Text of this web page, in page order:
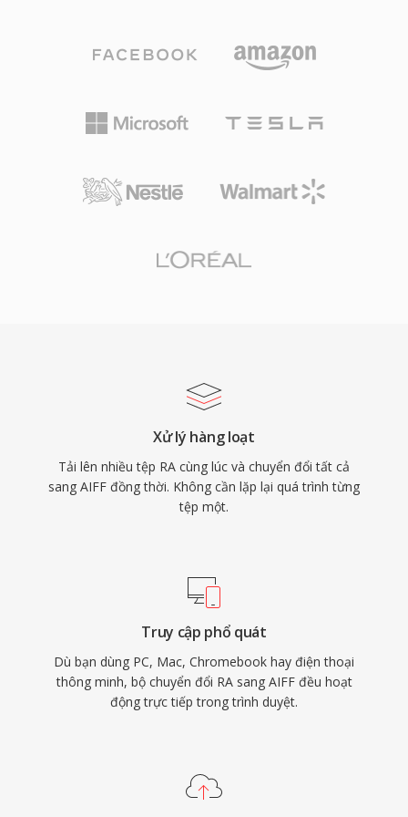
góp kỹ thuật lâu dài là khái niệm phát trực
tuyến tốc độ bit thích ứng, ảnh hưởng đến các
các codec hiện đại thay thế, kho lưu trữ khổng
tại và cần chuyển đổi để phát lại trên thiết bị
hiện tại.
nghĩa nhạc cụ và ghi chú. Các kỹ sư âm thanh
AIFF vì đảm bảo độ trung thực bit-perfect qua
mọi giai đoạn chỉnh sửa và mastering. Một ưu
lượng qua các lần lưu: khác với MP3 hay AAC,
công cụ chuyên nghiệp của Apple bao gồm
cao vượt quá chất lượng CD. Với bất kỳ ai ưu
AIFF vẫn là lựa chọn đáng tin cậy trong ngành
thu âm.
Xử lý hàng loạt
Tải lên nhiều tệp RA cùng lúc và chuyển đổi tất cả
sang AIFF đồng thời. Không cần lặp lại quá trình từng
tệp một.
Truy cập phổ quát
Dù bạn dùng PC, Mac, Chromebook hay điện thoại
thông minh, bộ chuyển đổi RA sang AIFF đều hoạt
động trực tiếp trong trình duyệt.